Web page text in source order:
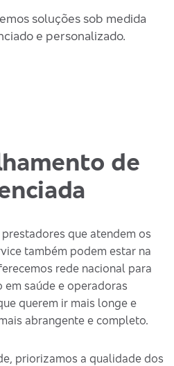
soluções sob medida
e personalizado.
de
que atendem os
também podem estar na
rede nacional para
saúde e operadoras
querem ir mais longe e
abrangente e completo.
priorizamos a qualidade dos